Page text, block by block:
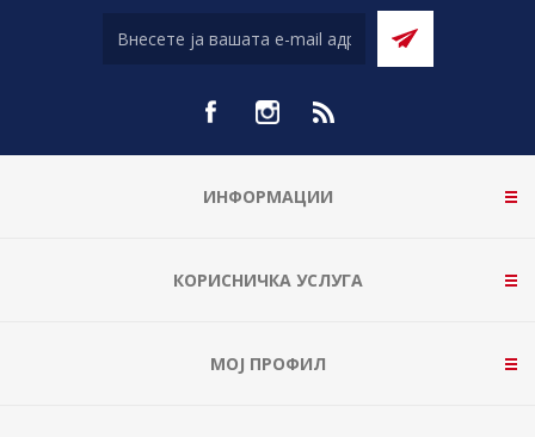
ИНФОРМАЦИИ
КОРИСНИЧКА УСЛУГА
МОЈ ПРОФИЛ